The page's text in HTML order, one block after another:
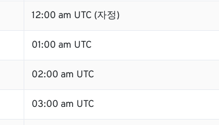
12:00 am UTC (자정)
01:00 am UTC
02:00 am UTC
03:00 am UTC